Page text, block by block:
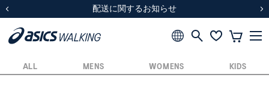
スクスク（SUKU2）価格改定のお知らせ
配送に関するお知らせ
スクスク（SUKU2）価格改定のお知らせ
配送に関するお知らせ
ALL MENS WOMENS KIDS